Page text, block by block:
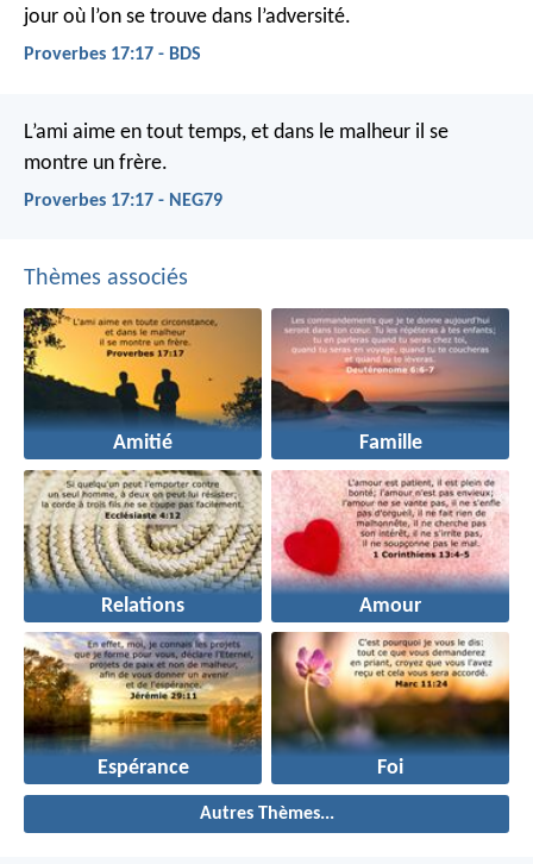
jour où l’on se trouve dans l’adversité.
Proverbes 17:17 - BDS
L’ami aime en tout temps, et dans le malheur il se
montre un frère.
Proverbes 17:17 - NEG79
Thèmes associés
Amitié Famille
Relations Amour
Espérance Foi
Autres Thèmes...